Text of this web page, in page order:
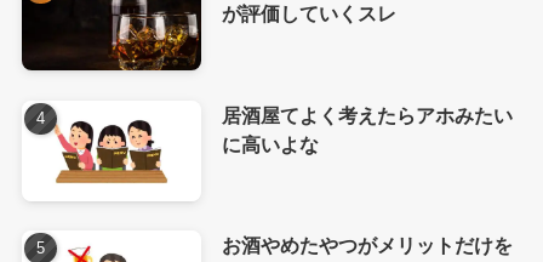
が評価していくスレ
居酒屋てよく考えたらアホみたい
に高いよな
お酒やめたやつがメリットだけを